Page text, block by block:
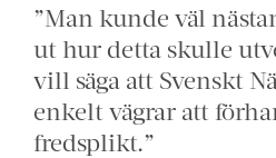
”Man kunde väl
ut hur detta skulle
vill säga att Svenskt
enkelt vägrar att
fredsplikt.”